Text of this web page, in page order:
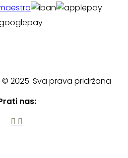
2025. Sva prava pridržana
nas: